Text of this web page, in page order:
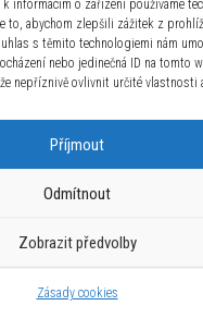
informacím o zařízení používáme
to, abychom zlepšili zážitek z
s těmito technologiemi nám
nebo jedinečná ID na tomto
nepříznivě ovlivnit určité vlastnosti
Příjmout
Odmítnout
Zobrazit předvolby
Zásady cookies
(v češtině).|Šablona: